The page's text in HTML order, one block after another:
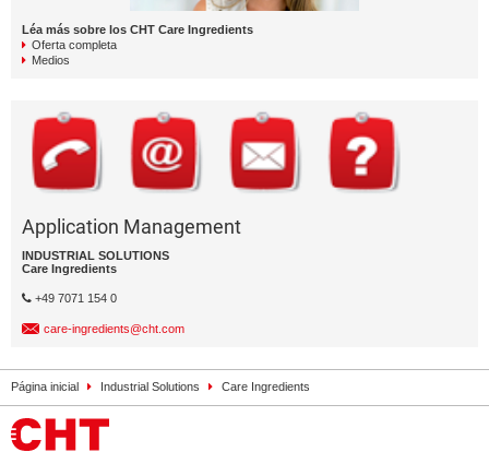
Léa más sobre los CHT Care Ingredients
Oferta completa
Medios
Application Management
INDUSTRIAL SOLUTIONS
Care Ingredients
+49 7071 154 0
care-ingredients@cht.com
Página inicial Industrial Solutions Care Ingredients